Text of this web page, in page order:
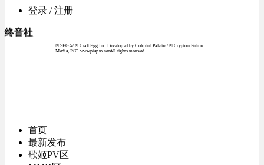
登录 / 注册
终音社
© SEGA / © Craft Egg Inc. Developed by Colorful Palette / © Crypton Future
Media, INC. www.piapro.netAll rights reserved.
首页
最新发布
歌姬PV区